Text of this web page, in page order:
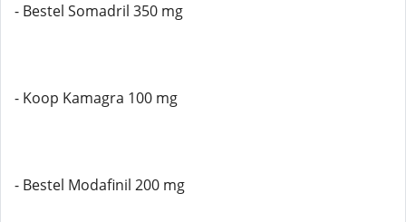
- Bestel Somadril 350 mg
- Koop Kamagra 100 mg
- Bestel Modafinil 200 mg